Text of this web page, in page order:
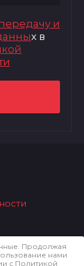
и
х в
Продолжая
нами
с Политикой